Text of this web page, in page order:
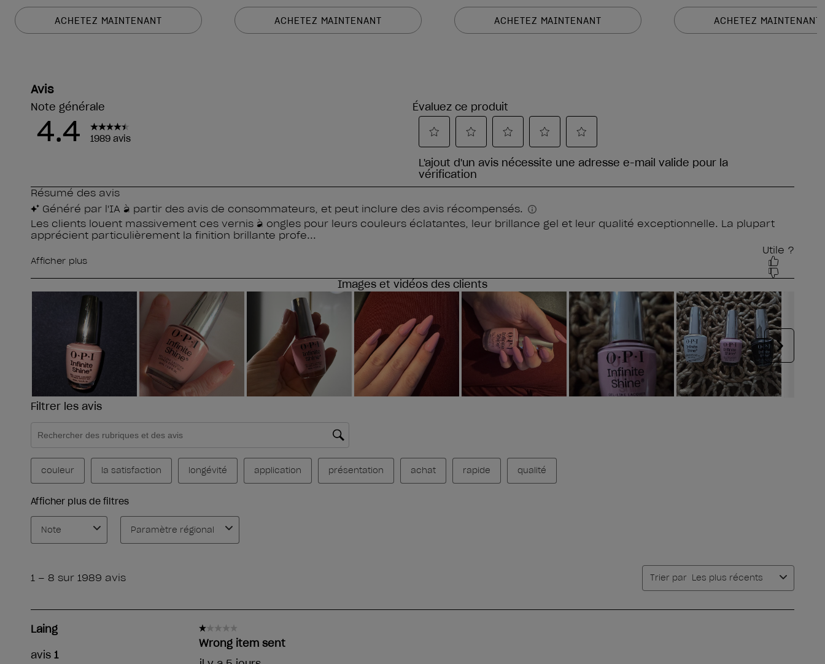
ACHETEZ MAINTENANT ACHETEZ MAINTENANT ACHETEZ MAINTENANT ACHETEZ MAINTENANT